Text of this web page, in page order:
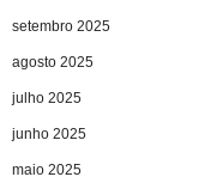
setembro 2025
agosto 2025
julho 2025
junho 2025
maio 2025